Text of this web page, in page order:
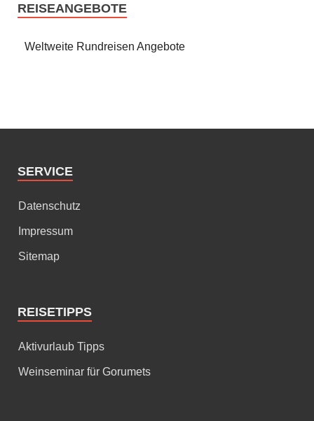
REISEANGEBOTE
Weltweite Rundreisen Angebote
SERVICE
Datenschutz
Impressum
Sitemap
REISETIPPS
Aktivurlaub Tipps
Weinseminar für Gorumets